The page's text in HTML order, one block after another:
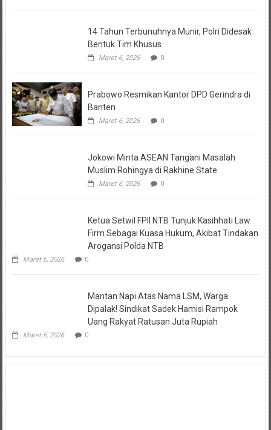
14 Tahun Terbunuhnya Munir, Polri Didesak
Bentuk Tim Khusus
Maret 6, 2026 0
Prabowo Resmikan Kantor DPD Gerindra di
Banten
Maret 6, 2026 0
Jokowi Minta ASEAN Tangani Masalah
Muslim Rohingya di Rakhine State
Maret 6, 2026 0
Ketua Setwil FPII NTB Tunjuk Kasihhati Law
Firm Sebagai Kuasa Hukum, Akibat Tindakan
Arogansi Polda NTB
Maret 6, 2026 0
Mantan Napi Atas Nama LSM, Warga
Dipalak! Sindikat Sadek Hamisi Rampok
Uang Rakyat Ratusan Juta Rupiah
Maret 6, 2026 0